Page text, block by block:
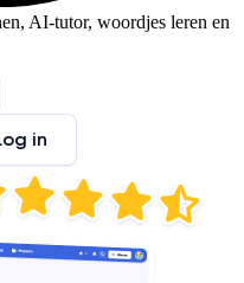
AI-tutor, woordjes leren en
in